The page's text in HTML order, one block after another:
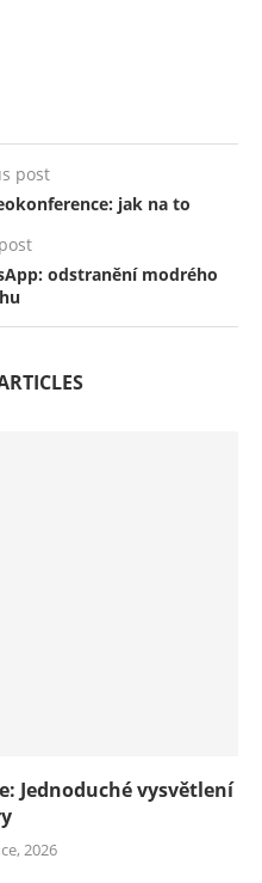
post
jak na to
odstranění modrého
Jednoduché vysvětlení
2026